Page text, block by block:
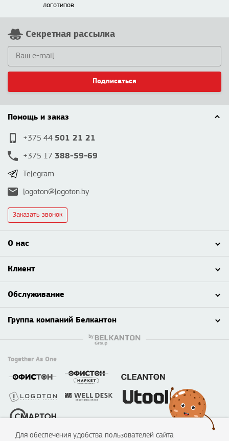
логотипов
Секретная рассылка
Подписаться
Помощь и заказ
+375 44 501 21 21
+375 17 388-59-69
Telegram
logoton@logoton.by
Заказать звонок
О нас
Клиент
Обслуживание
Группа компаний Белкантон
Together As One
Для обеспечения удобства пользователей сайта